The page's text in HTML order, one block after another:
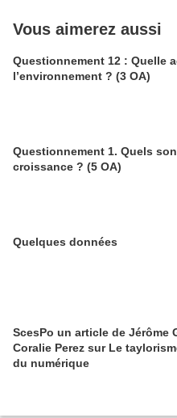
Vous aimerez aussi
Questionnement 12 : Quelle
l’environnement ? (3 OA)
Questionnement 1. Quels
croissance ? (5 OA)
Quelques données
ScesPo un article de Jérôme
Coralie Perez sur Le
du numérique